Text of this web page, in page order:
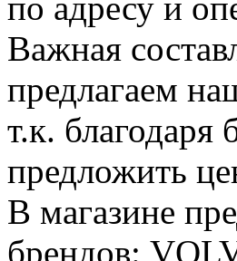
Важная
предлагаем
т.к.
предложить
В магазине
брендов: